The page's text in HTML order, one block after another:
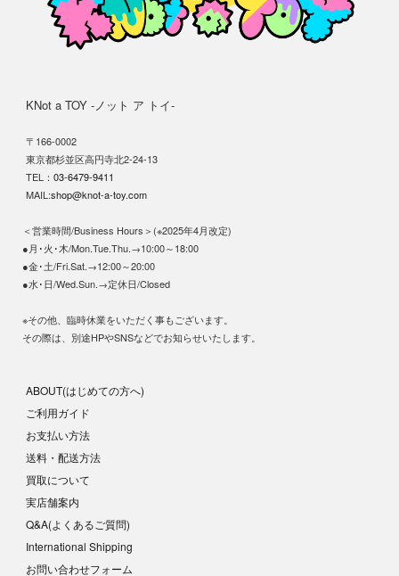
KNot a TOY -ノット ア トイ-
〒166-0002
東京都杉並区高円寺北2-24-13
TEL： 03-6479-9411
MAIL:shop@knot-a-toy.com
＜営業時間/Business Hours＞(※2025年4月改定)
●月･火･木/Mon.Tue.Thu.→10:00～18:00
●金･土/Fri.Sat.→12:00～20:00
●水･日/Wed.Sun.→定休日/Closed
※その他、臨時休業をいただく事もございます。
その際は、別途HPやSNSなどでお知らせいたします。
ABOUT(はじめての方へ)
ご利用ガイド
お支払い方法
送料・配送方法
買取について
実店舗案内
Q&A(よくあるご質問)
International Shipping
お問い合わせフォーム